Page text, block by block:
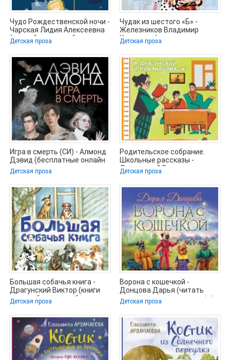
Чудо Рождественской ночи -
Чарская Лидия Алексеевна
(книги бесплатно без
Детская проза
Чудак из шестого «Б» -
Железников Владимир
Карпович (читаем книги
онлайн
Детская проза
Игра в смерть (СИ) - Алмонд
Дэвид (бесплатные онлайн
книги читаем полные версии
Детская проза
Родительское собрание.
Школьные рассказы -
Драгунский Виктор
(хорошие книги
Детская проза
Большая собачья книга -
Драгунский Виктор (книги
читать бесплатно без
Детская проза
Ворона с кошечкой -
Донцова Дарья (читать
лучшие читаемые книги txt,
fb2) 📗
Детская проза